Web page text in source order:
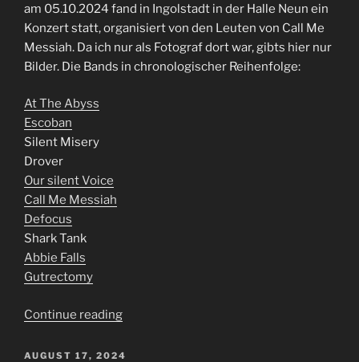
am 05.10.2024 fand in Ingolstadt in der Halle Neun ein
Konzert statt, organisiert von den Leuten von Call Me
Messiah. Da ich nur als Fotograf dort war, gibts hier nur
Bilder. Die Bands in chronologischer Reihenfolge:
At The Abyss
Escoban
Silent Misery
Drover
Our silent Voice
Call Me Messiah
Defocus
Shark Tank
Abbie Falls
Gutrectomy
Continue reading“Hölle
POSTED
AUGUST 17, 2024